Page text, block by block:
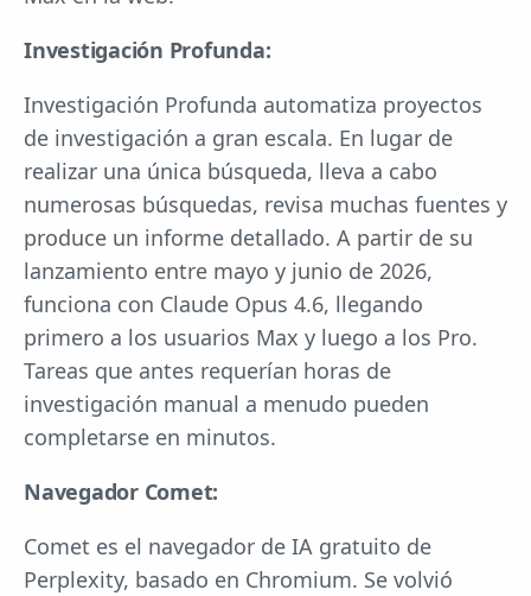
Investigación Profunda:
Investigación Profunda automatiza proyectos
de investigación a gran escala. En lugar de
realizar una única búsqueda, lleva a cabo
numerosas búsquedas, revisa muchas fuentes y
produce un informe detallado. A partir de su
lanzamiento entre mayo y junio de 2026,
funciona con Claude Opus 4.6, llegando
primero a los usuarios Max y luego a los Pro.
Tareas que antes requerían horas de
investigación manual a menudo pueden
completarse en minutos.
Navegador Comet:
Comet es el navegador de IA gratuito de
Perplexity, basado en Chromium. Se volvió